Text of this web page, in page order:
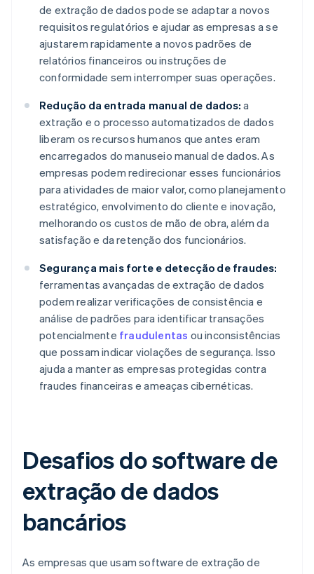
de extração de dados pode se adaptar a novos
requisitos regulatórios e ajudar as empresas a se
ajustarem rapidamente a novos padrões de
relatórios financeiros ou instruções de
conformidade sem interromper suas operações.
Redução da entrada manual de dados: a
extração e o processo automatizados de dados
liberam os recursos humanos que antes eram
encarregados do manuseio manual de dados. As
empresas podem redirecionar esses funcionários
para atividades de maior valor, como planejamento
estratégico, envolvimento do cliente e inovação,
melhorando os custos de mão de obra, além da
satisfação e da retenção dos funcionários.
Segurança mais forte e detecção de fraudes:
ferramentas avançadas de extração de dados
podem realizar verificações de consistência e
análise de padrões para identificar transações
potencialmente fraudulentas ou inconsistências
que possam indicar violações de segurança. Isso
ajuda a manter as empresas protegidas contra
fraudes financeiras e ameaças cibernéticas.
Desafios do software de
extração de dados
bancários
As empresas que usam software de extração de